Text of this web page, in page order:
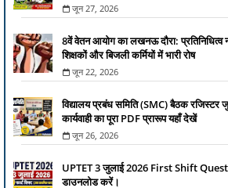
जून 27, 2026
8वें वेतन आयोग का लखनऊ दौरा: प्रतिनिधित्व
शिक्षकों और बिजली कर्मियों में भारी रोष
जून 22, 2026
विद्यालय प्रबंध समिति (SMC) बैठक
कार्यवाही का पूरा PDF प्रारूप यहाँ देखें
जून 26, 2026
UPTET 3 जुलाई 2026 First Shift
डाउनलोड करें।